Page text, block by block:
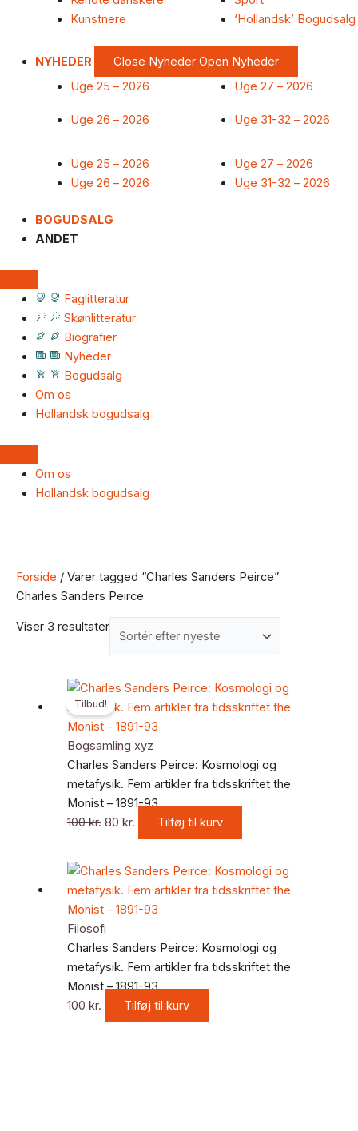
Kunstnere
‘Hollandsk’ Bogudsalg
NYHEDER Close Nyheder Open Nyheder
Uge 25 – 2026
Uge 26 – 2026
Uge 27 – 2026
Uge 31-32 – 2026
Uge 25 – 2026
Uge 26 – 2026
Uge 27 – 2026
Uge 31-32 – 2026
BOGUDSALG
ANDET
Faglitteratur
Skønlitteratur
Biografier
Nyheder
Bogudsalg
Om os
Hollandsk bogudsalg
Om os
Hollandsk bogudsalg
Forside / Varer tagged “Charles Sanders Peirce”
Charles Sanders Peirce
Viser 3 resultater
Tilbud!
Bogsamling xyz
Charles Sanders Peirce: Kosmologi og
metafysik. Fem artikler fra tidsskriftet the
Monist – 1891-93
100kr.
Den
oprindelige
pris
var:
100 kr..
80 kr.
Den
aktuelle
pris
er:
80 kr..
Tilføj til kurv
Filosofi
Charles Sanders Peirce: Kosmologi og
metafysik. Fem artikler fra tidsskriftet the
Monist – 1891-93
100 kr. Tilføj til kurv